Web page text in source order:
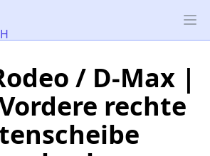
GmbH
/ D-Max |
rechte